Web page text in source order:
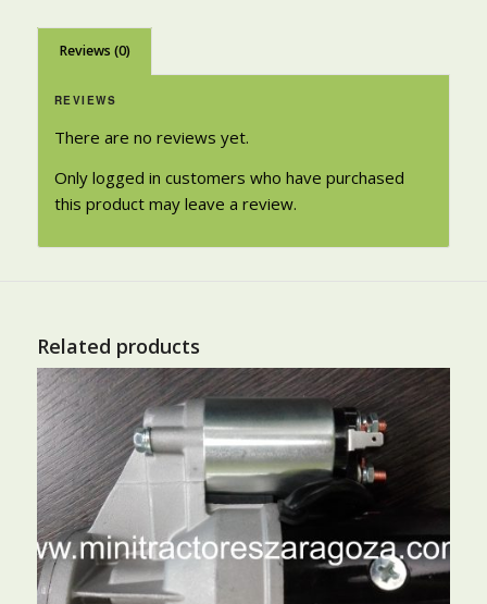
Reviews (0)
REVIEWS
There are no reviews yet.
Only logged in customers who have purchased
this product may leave a review.
Related products